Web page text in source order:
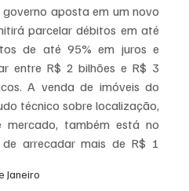
Janeiro
aposta em um novo
parcelar débitos em até
de até 95% em juros e
entre R$ 2 bilhões e R$ 3
A venda de imóveis do
técnico sobre localização,
mercado, também está no
arrecadar mais de R$ 1